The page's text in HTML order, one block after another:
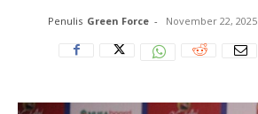
Penulis Green Force - November 22, 2025